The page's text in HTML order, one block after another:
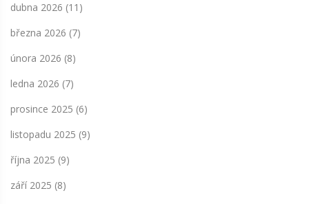
dubna 2026 (11)
března 2026 (7)
února 2026 (8)
ledna 2026 (7)
prosince 2025 (6)
listopadu 2025 (9)
října 2025 (9)
září 2025 (8)